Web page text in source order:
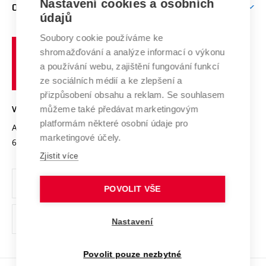
E-přihláška
Doktorské studium
Podpora podnikání
Mezinárodní vědecká rada
Systém zajišťování kvality výzkumu
Výzkumné infrastruktury
Transfer znalostí
Open Science
Projekty
Projekty ze strukturálních fondů
Specifický výzkum
Zahraniční spolupráce
Spolupráce se školami
Služby univerzity
Mezinárodní dohody
Univerzitní sítě
O UNIVERZITĚ
Profil univerzity
Udržitelná univerzita
Podnikavá univerzita / ContriBUTe
Bezpečná univerzita
Vyznamenání
Organizační struktura
Ochrana osobních údajů
odkaz)
učení
technické
VYSOKÉ UČENÍ TECHNICKÉ V BRNĚ
Antonínská 548/1
602 00 Brno
www.vut.cz
vut@vutbr.cz
Nastavení cookies a osobních
údajů
Soubory cookie používáme ke
shromažďování a analýze informací o výkonu
a používání webu, zajištění fungování funkcí
ze sociálních médií a ke zlepšení a
přizpůsobení obsahu a reklam. Se souhlasem
můžeme také předávat marketingovým
platformám některé osobní údaje pro
marketingové účely.
Zjistit více
POVOLIT VŠE
Nastavení
Povolit pouze nezbytné